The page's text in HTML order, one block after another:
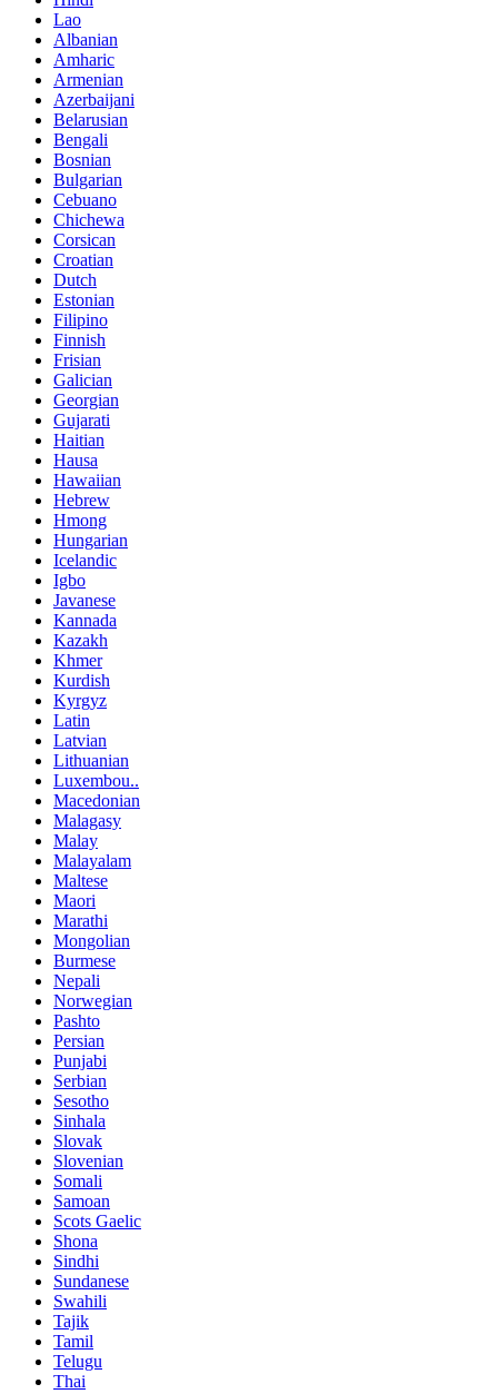
Lao
Albanian
Amharic
Armenian
Azerbaijani
Belarusian
Bengali
Bosnian
Bulgarian
Cebuano
Chichewa
Corsican
Croatian
Dutch
Estonian
Filipino
Finnish
Frisian
Galician
Georgian
Gujarati
Haitian
Hausa
Hawaiian
Hebrew
Hmong
Hungarian
Icelandic
Igbo
Javanese
Kannada
Kazakh
Khmer
Kurdish
Kyrgyz
Latin
Latvian
Lithuanian
Luxembou..
Macedonian
Malagasy
Malay
Malayalam
Maltese
Maori
Marathi
Mongolian
Burmese
Nepali
Norwegian
Pashto
Persian
Punjabi
Serbian
Sesotho
Sinhala
Slovak
Slovenian
Somali
Samoan
Scots Gaelic
Shona
Sindhi
Sundanese
Swahili
Tajik
Tamil
Telugu
Thai